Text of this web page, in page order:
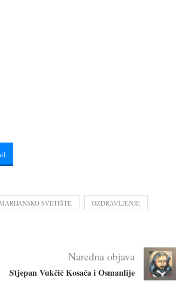
SVETIŠTE OZDRAVLJENJE
Naredna objava
Stjepan Vukčić Kosača i Osmanlije